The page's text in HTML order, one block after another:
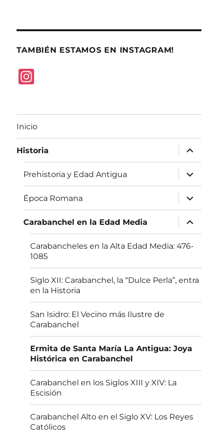
TAMBIÉN ESTAMOS EN INSTAGRAM!
a
g
r
a
m
Inicio
Historia
expande
el
menú
inferior
Prehistoria y Edad Antigua
expande
el
menú
inferior
Época Romana
expande
el
menú
inferior
Carabanchel en la Edad Media
expande
el
menú
inferior
Carabancheles en la Alta Edad Media: 476-
1085
Siglo XII: Carabanchel, la “Dulce Perla”, entra
en la Historia
San Isidro: El Vecino más Ilustre de
Carabanchel
Ermita de Santa María La Antigua: Joya
Histórica en Carabanchel
Carabanchel en los Siglos XIII y XIV: La
Escisión
Carabanchel Alto en el Siglo XV: Los Reyes
Católicos